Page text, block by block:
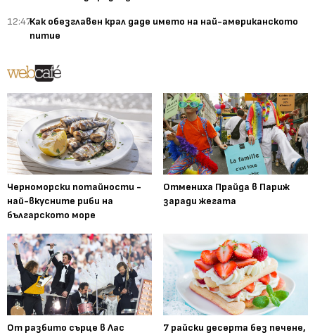
12:47Как обезглавен крал даде името на най-американското
питие
Черноморски потайности -
най-вкусните риби на
българското море
Отмениха Прайда в Париж
заради жегата
От разбито сърце в Лас
7 райски десерта без печене,